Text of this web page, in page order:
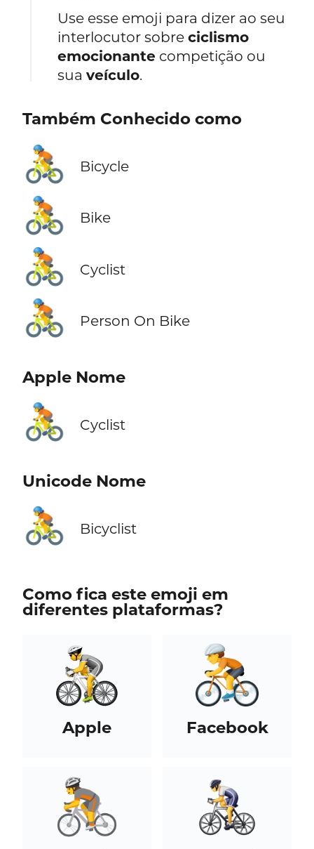
Use esse emoji para dizer ao seu
interlocutor sobreciclismo
emocionante competição ou
suaveículo.
Também Conhecido como
🚴 Bicycle
🚴 Bike
🚴 Cyclist
🚴 Person On Bike
Apple Nome
🚴 Cyclist
Unicode Nome
🚴 Bicyclist
Como fica este emoji em
diferentes plataformas?
Apple Facebook